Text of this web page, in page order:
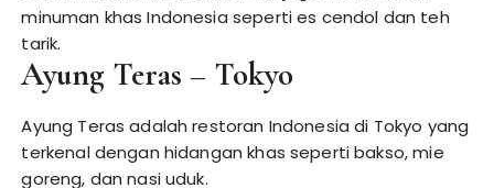
minuman khas Indonesia seperti es cendol dan teh
tarik.
Ayung Teras – Tokyo
Ayung Teras adalah restoran Indonesia di Tokyo yang
terkenal dengan hidangan khas seperti bakso, mie
goreng, dan nasi uduk.